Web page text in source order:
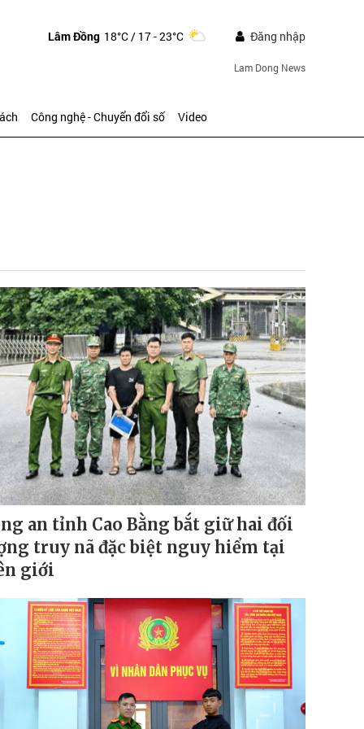
Lâm Đồng 18°C/ 17 - 23°C Đăng nhập
Lam Dong News
Công nghệ - Chuyển đổi số Video
an tỉnh Cao Bằng bắt giữ hai đối
truy nã đặc biệt nguy hiểm tại
giới